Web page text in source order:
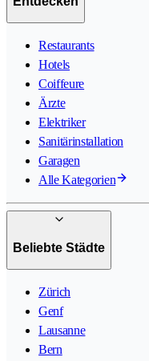
Restaurants
Hotels
Coiffeure
Ärzte
Elektriker
Sanitärinstallation
Garagen
Alle Kategorien
Beliebte Städte
Zürich
Genf
Lausanne
Bern